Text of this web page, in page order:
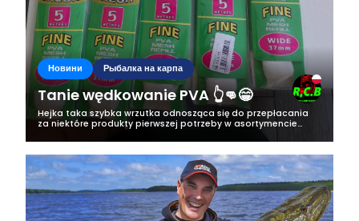
Новини Рыбалка на карпа
Tanie wędkowanie PVA 👆👊😁
Hejka taka szybka wrzutka odnosząca się do przepłacania
za niektóre produkty pierwszej potrzeby w asortymencie
karpiowym. Więc jak widzicie na zdjęciach chodzi o siateczkę
PVA. Myślę że karzdy...